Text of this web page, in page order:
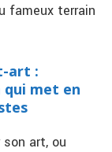
fameux terrain
art :
qui met en
art, ou